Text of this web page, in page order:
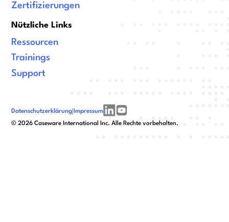
Zertifizierungen
Nützliche Links
Ressourcen
Trainings
Support
©2026 Caseware International Inc. Alle Rechte vorbehalten.
Datenschutzerklärung | Impressum
linkedinyoutube